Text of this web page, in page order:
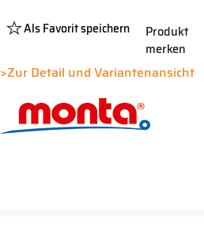
Als Favorit speichern
Button
Produkt
merken
>Zur Detail und Variantenansicht